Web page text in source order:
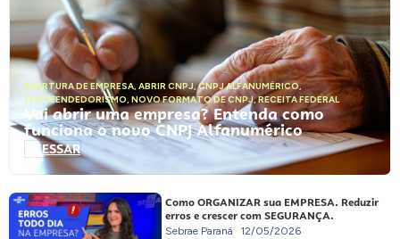
ABERTURA DE EMPRESA, ABRIR CNPJ,CNPJ ALFANUMÉRICO,
EMPREENDEDORISMO, NOVO FORMATO DE CNPJ,RECEITA FEDERAL
Vai abrir uma empresa? Entenda como
funciona o novo CNPJ Alfanumérico
ACESSAR
Como ORGANIZAR sua EMPRESA. Reduzir
erros e crescer com SEGURANÇA.
Sebrae Paraná 12/05/2026